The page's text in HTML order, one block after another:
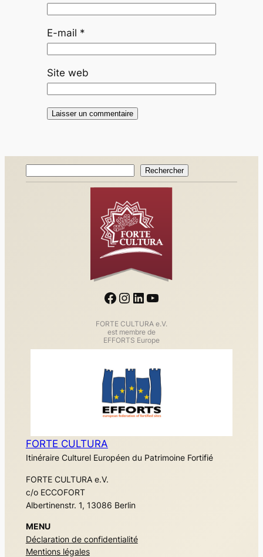
E-mail *
Site web
Rechercher
Facebook Instagram LinkedIn YouTube
FORTE CULTURA e.V.
est membre de
EFFORTS Europe
FORTE CULTURA
Itinéraire Culturel Européen du Patrimoine Fortifié
FORTE CULTURA e.V.
c/o ECCOFORT
Albertinenstr. 1, 13086 Berlin
MENU
Déclaration de confidentialité
Mentions légales